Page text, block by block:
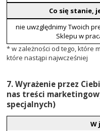
Co się stanie,
nie uwzględnimy Twoich
Sklepu w
* w zależności od tego, które
które nastąpi najwcześniej
7. Wyrażenie przez
nas treści
specjalnych)
W